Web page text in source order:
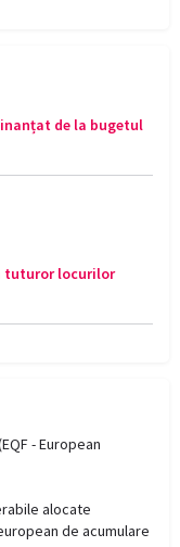
de la bugetul
tuturor locurilor
- European
alocate
de acumulare